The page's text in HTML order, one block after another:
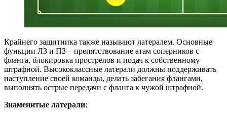
Крайнего защитника также называют латералем. Основные
функции ЛЗ и ПЗ – препятствование атам соперников с
фланга, блокировка прострелов и подач к собственному
штрафной. Высококлассные латерали должны поддерживать
наступление своей команды, делать забегания флангами,
выполнять острые передачи с фланга к чужой штрафной.
Знаменитые латерали: